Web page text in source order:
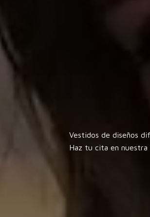
Vestidos de diseños
Haz tu cita en